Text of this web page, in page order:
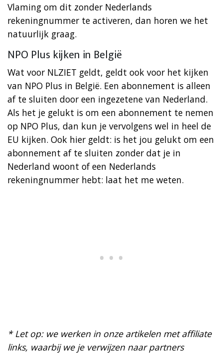
Vlaming om dit zonder Nederlands
rekeningnummer te activeren, dan horen we het
natuurlijk graag.
NPO Plus kijken in België
Wat voor NLZIET geldt, geldt ook voor het kijken
van NPO Plus in België. Een abonnement is alleen
af te sluiten door een ingezetene van Nederland.
Als het je gelukt is om een abonnement te nemen
op NPO Plus, dan kun je vervolgens wel in heel de
EU kijken. Ook hier geldt: is het jou gelukt om een
abonnement af te sluiten zonder dat je in
Nederland woont of een Nederlands
rekeningnummer hebt: laat het me weten.
* Let op: we werken in onze artikelen met affiliate
links, waarbij we je verwijzen naar partners